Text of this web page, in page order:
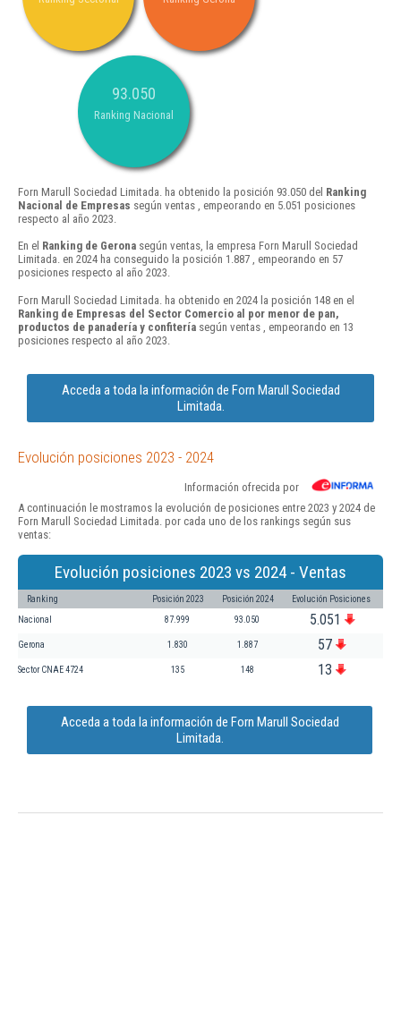
93.050
Ranking Nacional
Forn Marull Sociedad Limitada. ha obtenido la posición 93.050 del Ranking
Nacional de Empresas según ventas , empeorando en 5.051 posiciones
respecto al año 2023.
En el Ranking de Gerona según ventas, la empresa Forn Marull Sociedad
Limitada. en 2024 ha conseguido la posición 1.887 , empeorando en 57
posiciones respecto al año 2023.
Forn Marull Sociedad Limitada. ha obtenido en 2024 la posición 148 en el
Ranking de Empresas del Sector Comercio al por menor de pan,
productos de panadería y confitería según ventas , empeorando en 13
posiciones respecto al año 2023.
Acceda a toda la información de Forn Marull Sociedad
Limitada.
Evolución posiciones 2023 - 2024
Información ofrecida por
A continuación le mostramos la evolución de posiciones entre 2023 y 2024 de
Forn Marull Sociedad Limitada. por cada uno de los rankings según sus
ventas:
Evolución posiciones 2023 vs 2024 - Ventas
Ranking Posición 2023 Posición 2024 Evolución Posiciones
Nacional 87.999 93.050 5.051
Gerona 1.830 1.887 57
Sector CNAE 4724 135 148 13
Acceda a toda la información de Forn Marull Sociedad
Limitada.